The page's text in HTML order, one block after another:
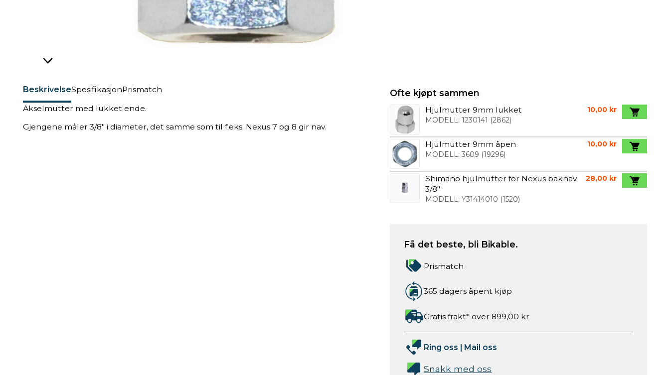
BeskrivelseSpesifikasjonPrismatch
Akselmutter med lukket ende.
Gjengene måler 3/8" i diameter, det samme som til f.eks. Nexus 7 og 8 gir nav.
Ofte kjøpt sammen
Hjulmutter 9mm lukket
MODELL: 1230141 (2862)
10,00 kr
Hjulmutter 9mm åpen
MODELL: 3609 (19296)
10,00 kr
Shimano hjulmutter for Nexus baknav
3/8"
MODELL: Y31414010 (1520)
28,00 kr
Få det beste, bli Bikable.
Prismatch
365 dagers åpent kjøp
Gratis frakt* over 899,00 kr
Ring oss | Mail oss
Snakk med oss